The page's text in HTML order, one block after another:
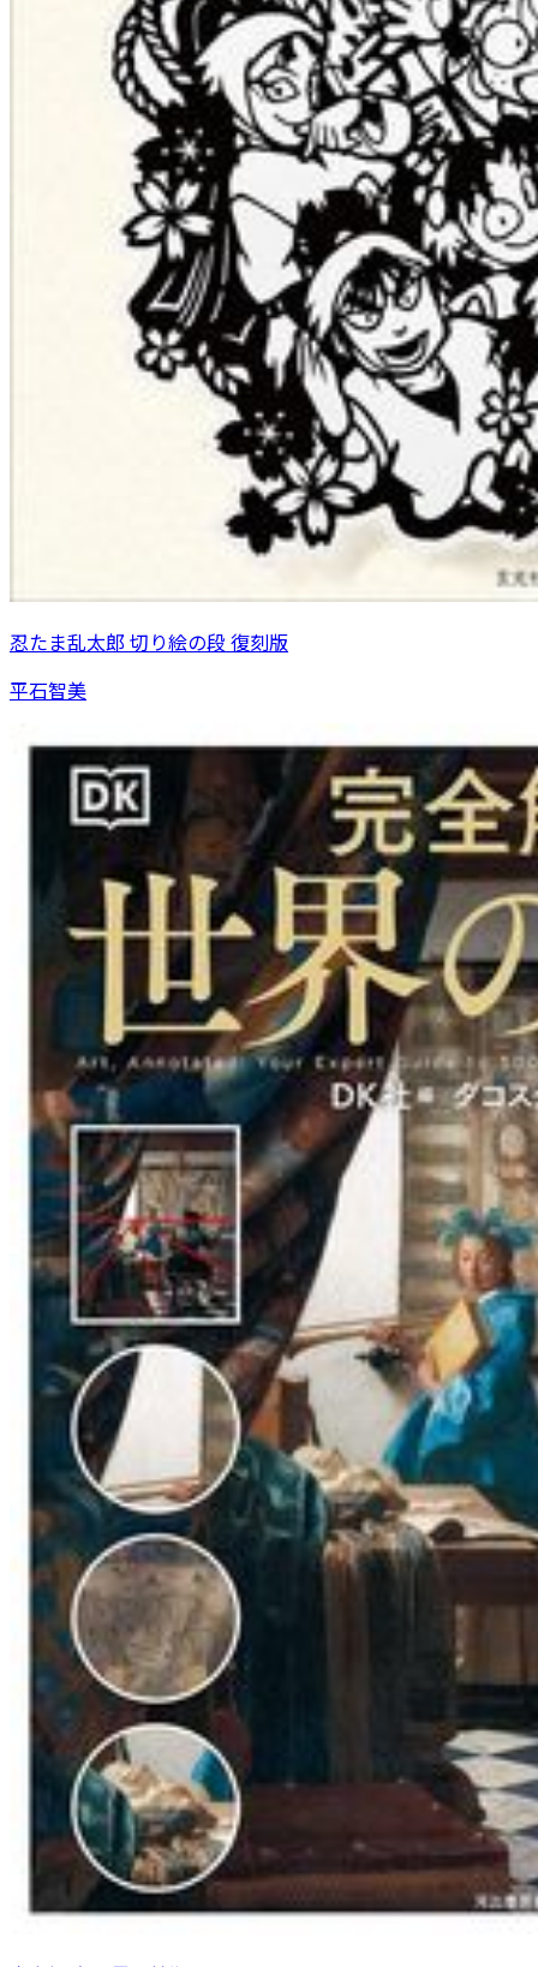
忍たま乱太郎 切り絵の段 復刻版
平石智美